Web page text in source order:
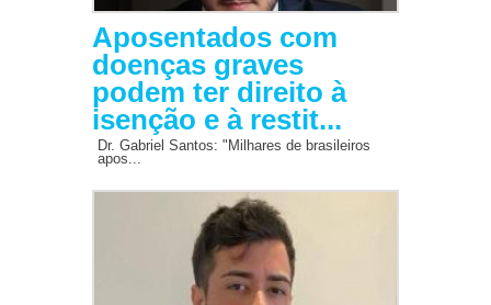
Aposentados com
doenças graves
podem ter direito à
isenção e à restit...
Dr. Gabriel Santos: "Milhares de brasileiros
apos...